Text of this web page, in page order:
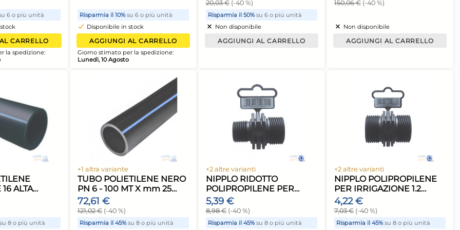
per irrigazione Claber
modello 90351,
il 10%
Disponibile in stock
AGGIUNGI AL CARRELLO
stimato per la spedizione:
10 Agosto
Tubo per irrigazione Claber
e duratura
21,31 €
Risparmia il 10%
su 6 o più unità
Disponibile in stock
AGGIUNGI AL CARRELLO
Giorno stimato per la spedizione:
Lunedì, 10 Agosto
su 6 o più unità
Disponibile in stock
AGGIUNGI AL CARRELLO